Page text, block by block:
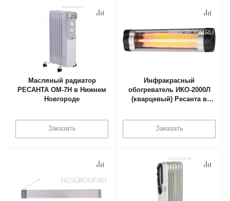
Масляный радиатор
РЕСАНТА ОМ-7Н в Нижнем
Новгороде
Заказать
Инфракрасный
обогреватель ИКО-2000Л
(кварцевый) Ресанта в
Заказать